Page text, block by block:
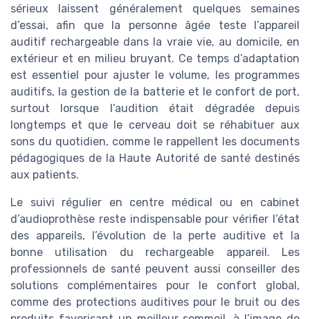
sérieux laissent généralement quelques semaines
d’essai, afin que la personne âgée teste l’appareil
auditif rechargeable dans la vraie vie, au domicile, en
extérieur et en milieu bruyant. Ce temps d’adaptation
est essentiel pour ajuster le volume, les programmes
auditifs, la gestion de la batterie et le confort de port,
surtout lorsque l’audition était dégradée depuis
longtemps et que le cerveau doit se réhabituer aux
sons du quotidien, comme le rappellent les documents
pédagogiques de la Haute Autorité de santé destinés
aux patients.
Le suivi régulier en centre médical ou en cabinet
d’audioprothèse reste indispensable pour vérifier l’état
des appareils, l’évolution de la perte auditive et la
bonne utilisation du rechargeable appareil. Les
professionnels de santé peuvent aussi conseiller des
solutions complémentaires pour le confort global,
comme des protections auditives pour le bruit ou des